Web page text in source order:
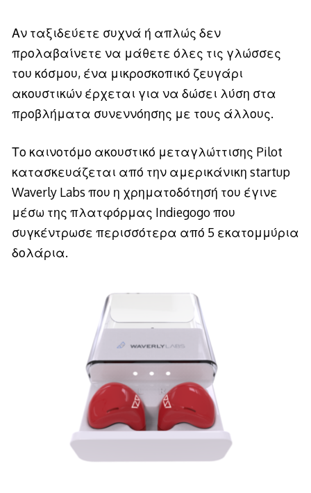
Αν ταξιδεύετε συχνά ή απλώς δεν
προλαβαίνετε να μάθετε όλες τις γλώσσες
του κόσμου, ένα μικροσκοπικό ζευγάρι
ακουστικών έρχεται για να δώσει λύση στα
προβλήματα συνεννόησης με τους άλλους.
Το καινοτόμο ακουστικό μεταγλώττισης Pilot
κατασκευάζεται από την αμερικάνικη startup
Waverly Labs που η χρηματοδότησή του έγινε
μέσω της πλατφόρμας Indiegogo που
συγκέντρωσε περισσότερα από 5 εκατομμύρια
δολάρια.